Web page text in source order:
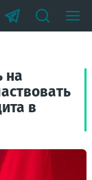
на
в